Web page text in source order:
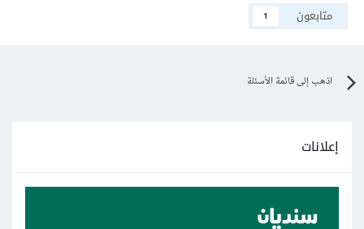
متابعون
1
اذهب إلى قائمة الأسئلة
إعلانات